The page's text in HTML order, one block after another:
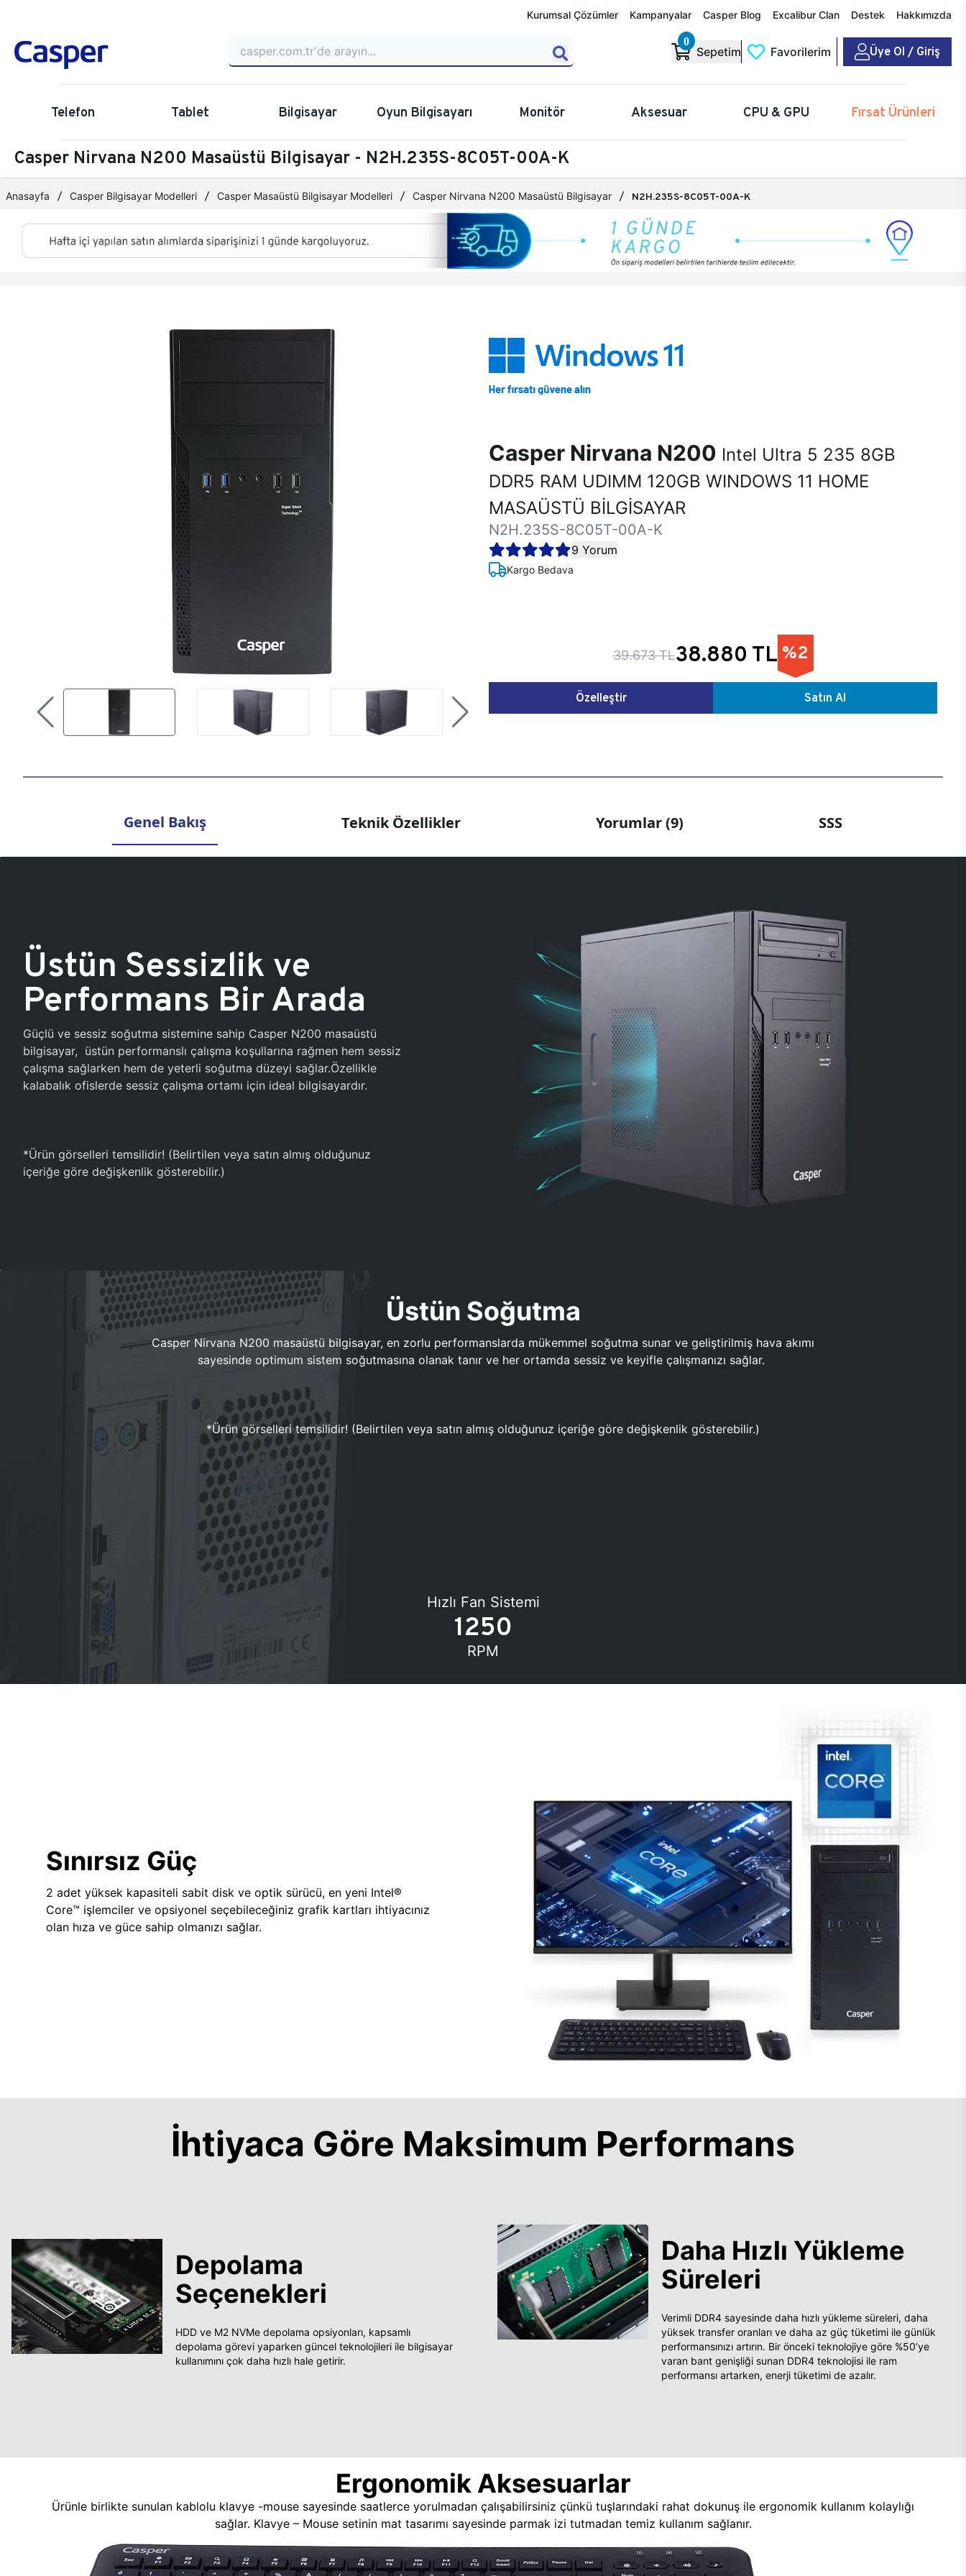
Kurumsal Çözümler Kampanyalar Casper Blog Excalibur Clan Destek Hakkımızda
0
Sepetim Favorilerim Üye Ol / Giriş
Telefon Tablet Bilgisayar Oyun Bilgisayarı Monitör Aksesuar CPU & GPU Fırsat Ürünleri
Casper Nirvana N200 Masaüstü Bilgisayar - N2H.235S-8C05T-00A-K
Anasayfa Casper Bilgisayar Modelleri Casper Masaüstü Bilgisayar Modelleri Casper Nirvana N200 Masaüstü Bilgisayar N2H.235S-8C05T-00A-K
Casper Nirvana N200 Intel Ultra 5 235 8GB
DDR5 RAM UDIMM 120GB WINDOWS 11 HOME
MASAÜSTÜ BİLGİSAYAR
N2H.235S-8C05T-00A-K
9 Yorum
Kargo Bedava
39.673 TL38.880 TL %2
Özelleştir Satın Al
Genel Bakış Teknik Özellikler Yorumlar (9) SSS
Üstün Sessizlik ve
Performans Bir Arada
Güçlü ve sessiz soğutma sistemine sahip Casper N200 masaüstü
bilgisayar, üstün performanslı çalışma koşullarına rağmen hem sessiz
çalışma sağlarken hem de yeterli soğutma düzeyi sağlar.Özellikle
kalabalık ofislerde sessiz çalışma ortamı için ideal bilgisayardır.
*Ürün görselleri temsilidir! (Belirtilen veya satın almış olduğunuz
içeriğe göre değişkenlik gösterebilir.)
Üstün Soğutma
Casper Nirvana N200 masaüstü bilgisayar, en zorlu performanslarda mükemmel soğutma sunar ve geliştirilmiş hava akımı
sayesinde optimum sistem soğutmasına olanak tanır ve her ortamda sessiz ve keyifle çalışmanızı sağlar.
*Ürün görselleri temsilidir! (Belirtilen veya satın almış olduğunuz içeriğe göre değişkenlik gösterebilir.)
Hızlı Fan Sistemi
1250
RPM
Sınırsız Güç
2 adet yüksek kapasiteli sabit disk ve optik sürücü, en yeni Intel®
Core™ işlemciler ve opsiyonel seçebileceğiniz grafik kartları ihtiyacınız
olan hıza ve güce sahip olmanızı sağlar.
İhtiyaca Göre Maksimum Performans
Depolama
Seçenekleri
HDD ve M2 NVMe depolama opsiyonları, kapsamlı
depolama görevi yaparken güncel teknolojileri ile bilgisayar
kullanımını çok daha hızlı hale getirir.
Daha Hızlı Yükleme
Süreleri
Verimli DDR4 sayesinde daha hızlı yükleme süreleri, daha
yüksek transfer oranları ve daha az güç tüketimi ile günlük
performansınızı artırın. Bir önceki teknolojiye göre %50’ye
varan bant genişliği sunan DDR4 teknolojisi ile ram
performansı artarken, enerji tüketimi de azalır.
Ergonomik Aksesuarlar
Ürünle birlikte sunulan kablolu klavye -mouse sayesinde saatlerce yorulmadan çalışabilirsiniz çünkü tuşlarındaki rahat dokunuş ile ergonomik kullanım kolaylığı
sağlar. Klavye – Mouse setinin mat tasarımı sayesinde parmak izi tutmadan temiz kullanım sağlanır.